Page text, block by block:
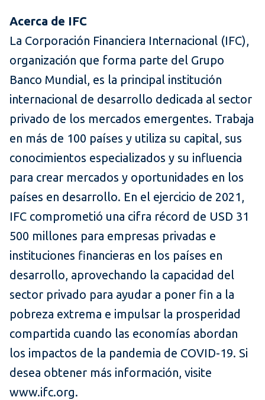
Acerca de IFC
La Corporación Financiera Internacional (IFC),
organización que forma parte del Grupo
Banco Mundial, es la principal institución
internacional de desarrollo dedicada al sector
privado de los mercados emergentes. Trabaja
en más de 100 países y utiliza su capital, sus
conocimientos especializados y su influencia
para crear mercados y oportunidades en los
países en desarrollo. En el ejercicio de 2021,
IFC comprometió una cifra récord de USD 31
500 millones para empresas privadas e
instituciones financieras en los países en
desarrollo, aprovechando la capacidad del
sector privado para ayudar a poner fin a la
pobreza extrema e impulsar la prosperidad
compartida cuando las economías abordan
los impactos de la pandemia de COVID-19. Si
desea obtener más información, visite
www.ifc.org.